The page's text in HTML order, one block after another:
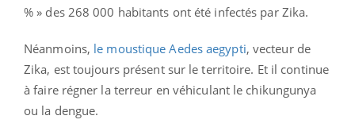
% » des 268 000 habitants ont été infectés par Zika.
Néanmoins, le moustique Aedes aegypti, vecteur de
Zika, est toujours présent sur le territoire. Et il continue
à faire régner la terreur en véhiculant le chikungunya
ou la dengue.